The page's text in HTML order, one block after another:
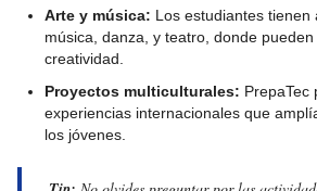
Arte y música: Los estudiantes tienen
música, danza, y teatro, donde
creatividad.
Proyectos multiculturales: PrepaTec
experiencias internacionales que
los jóvenes.